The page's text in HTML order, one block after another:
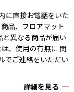
に直接お電話をいた
品、フロアマット
と異なる商品が届い
、使用の有無に 関
でご連絡をいただい
詳細を見る